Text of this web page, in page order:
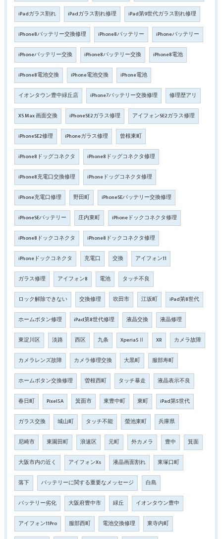
iPadガラス割れ iPadガラス割れ修理 iPad第9世代ガラス割れ修理
iPhone8バッテリー交換修理 iPhone8バッテリー iPhoneバッテリー
iPhoneバッテリー交換 iPhone8バッテリー交換 iPhone8電池
iPhone8電池交換 iPhone電池交換 iPhone電池
イオンタウン豊中緑丘店 iPhone7バッテリー交換修理 修理歴アリ
XS Max 画面交換 iPhoneSE2ガラス修理 アイフォンSE2ガラス修理
iPhoneSE2修理 iPhoneガラス修理 曾根東町
iPhone8ドッグコネクタ iPhone8ドッグコネクタ修理
iPhone8充電口交換修理 iPhoneドッグコネクタ修理
iPhone充電口修理 野田町 iPhoneSEバッテリー交換修理
iPhoneSEバッテリー 庄内東町 iPhoneドックコネクタ修理
iPhone8ドックコネクタ iPhone8ドックコネクタ修理
iPhoneドックコネクタ 充電口 交換 アイフォン11
ガラス修理 アイフォン8 電池 タッチ不良
ロック解除できない 交換修理 吹田市 江坂町 iPad第8世代
ホームボタン修理 iPad第8世代修理 液晶交換 液晶修理
東淀川区 淡路 西区 九条 Xperia5Ⅱ XR カメラ故障
カメラレンズ故障 カメラ修理交換 大黒町 服部寿町
ホームボタン交換修理 曽根西町 タッチ暴走 液晶表示不良
春日町 Pixel5A 箕面市 東豊中町 東町 iPad第5世代
ガラス交換 城山町 タッチ不能 螢池東町 兵庫県
尼崎市 東園田町 浪速区 元町 外カメラ 豊中 箕面
大阪市内の近く アイフォンXs 液晶画面割れ 東塚口町
落下 バッテリーに関する重要なメッセージ 白島
バッテリー劣化 大阪府豊中市 緑丘 イオンタウン豊中
アイフォン11Pro 服部西町 電池交換修理 東寺内町